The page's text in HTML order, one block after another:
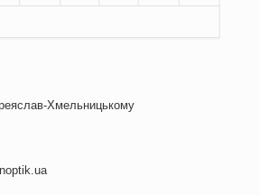
Хмельницькому